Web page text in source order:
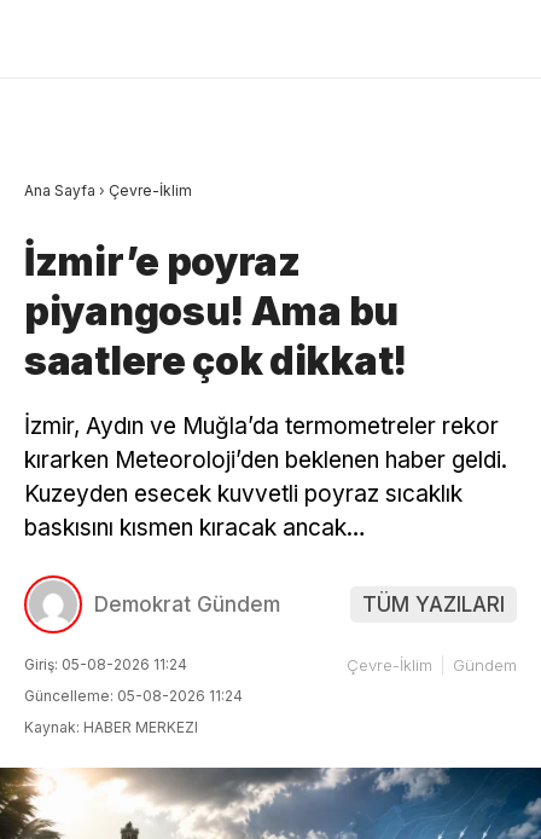
Ana Sayfa › Çevre-İklim
İzmir’e poyraz
piyangosu! Ama bu
saatlere çok dikkat!
İzmir, Aydın ve Muğla’da termometreler rekor
kırarken Meteoroloji’den beklenen haber geldi.
Kuzeyden esecek kuvvetli poyraz sıcaklık
baskısını kısmen kıracak ancak…
Demokrat Gündem TÜM YAZILARI
Giriş: 05-08-2026 11:24
Güncelleme: 05-08-2026 11:24
Kaynak: HABER MERKEZI
Çevre-İklim Gündem